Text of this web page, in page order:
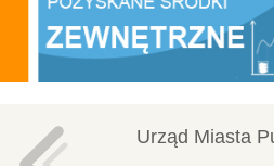
Urząd Miasta